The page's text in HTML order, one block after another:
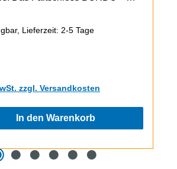
Diebstahlschutz und
Die beiliegende
transportiert und ist immer
wie ein Zollstock – so
sind mittlerweile echte
Lieferzeit: 2-5 Tage
zzgl. Versandkosten
In den Warenkorb